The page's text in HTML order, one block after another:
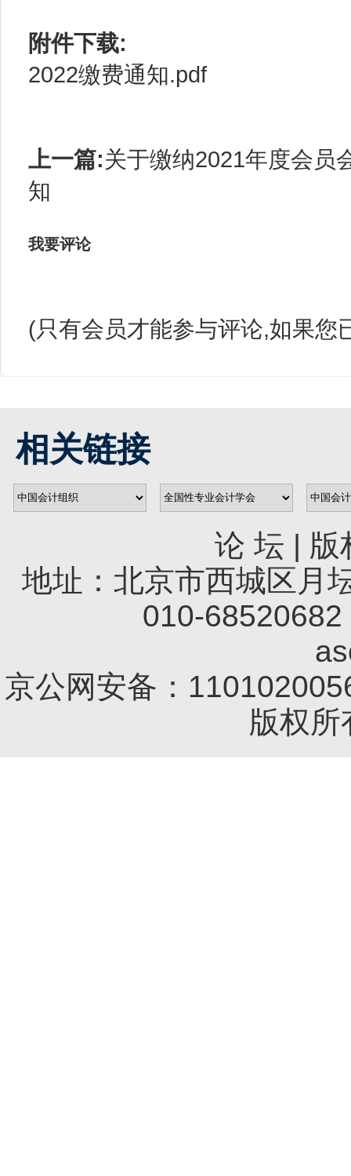
附件下载:
2022缴费通知.pdf
上一篇:关于缴纳2021年度会员
知
我要评论
(只有会员才能参与评论,如果您
相关链接
论 坛 | 版
地址：北京市西城区月
010-
京公网安备：
版权